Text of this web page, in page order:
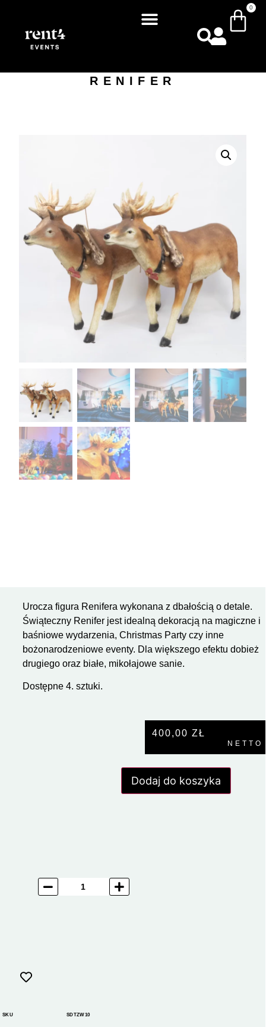
0
RENIFER
Urocza figura Renifera wykonana z dbałością o detale.
Świąteczny Renifer jest idealną dekoracją na magiczne i
baśniowe wydarzenia, Christmas Party czy inne
bożonarodzeniowe eventy. Dla większego efektu dobież
drugiego oraz białe, mikołajowe sanie.
Dostępne 4. sztuki.
400,00 ZŁ
NETTO
Dodaj do koszyka
SKU SDTZW10